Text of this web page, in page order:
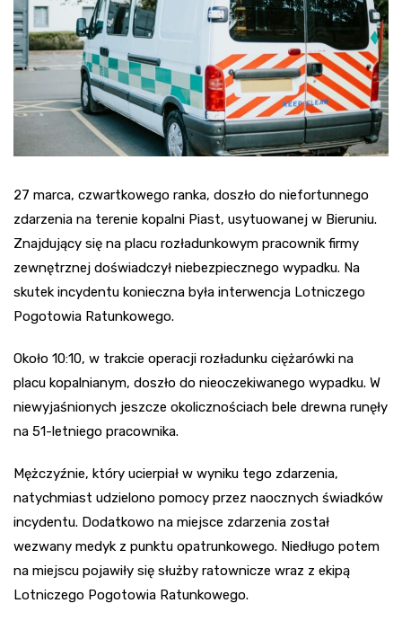
27 marca, czwartkowego ranka, doszło do niefortunnego
zdarzenia na terenie kopalni Piast, usytuowanej w Bieruniu.
Znajdujący się na placu rozładunkowym pracownik firmy
zewnętrznej doświadczył niebezpiecznego wypadku. Na
skutek incydentu konieczna była interwencja Lotniczego
Pogotowia Ratunkowego.
Około 10:10, w trakcie operacji rozładunku ciężarówki na
placu kopalnianym, doszło do nieoczekiwanego wypadku. W
niewyjaśnionych jeszcze okolicznościach bele drewna runęły
na 51-letniego pracownika.
Mężczyźnie, który ucierpiał w wyniku tego zdarzenia,
natychmiast udzielono pomocy przez naocznych świadków
incydentu. Dodatkowo na miejsce zdarzenia został
wezwany medyk z punktu opatrunkowego. Niedługo potem
na miejscu pojawiły się służby ratownicze wraz z ekipą
Lotniczego Pogotowia Ratunkowego.